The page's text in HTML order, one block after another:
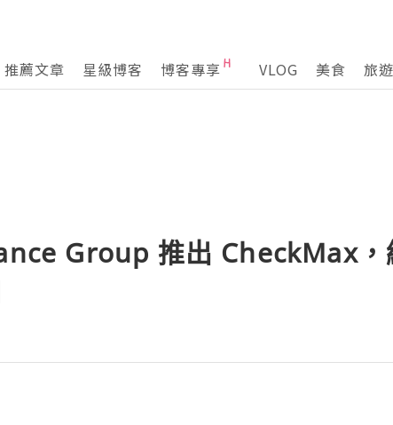
推薦文章 星級博客 博客專享 VLOG 美食 旅遊
Group 推出 CheckMax，